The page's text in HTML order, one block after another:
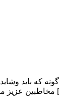
که باید
[…]